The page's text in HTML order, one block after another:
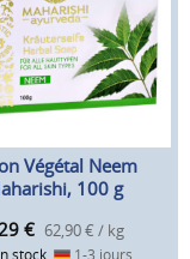
Végétal Neem
100 g
€ 62,90 € / kg